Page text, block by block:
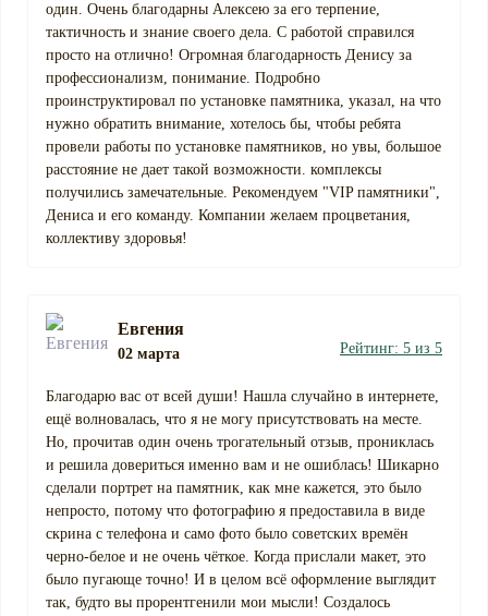
один. Очень благодарны Алексею за его терпение,
тактичность и знание своего дела. С работой справился
просто на отлично! Огромная благодарность Денису за
профессионализм, понимание. Подробно
проинструктировал по установке памятника, указал, на что
нужно обратить внимание, хотелось бы, чтобы ребята
провели работы по установке памятников, но увы, большое
расстояние не дает такой возможности. комплексы
получились замечательные. Рекомендуем "VIP памятники",
Дениса и его команду. Компании желаем процветания,
коллективу здоровья!
Евгения
02 марта Рейтинг: 5 из 5
Благодарю вас от всей души! Нашла случайно в интернете,
ещё волновалась, что я не могу присутствовать на месте.
Но, прочитав один очень трогательный отзыв, прониклась
и решила довериться именно вам и не ошиблась! Шикарно
сделали портрет на памятник, как мне кажется, это было
непросто, потому что фотографию я предоставила в виде
скрина с телефона и само фото было советских времён
черно-белое и не очень чёткое. Когда прислали макет, это
было пугающе точно! И в целом всё оформление выглядит
так, будто вы прорентгенили мои мысли! Создалось